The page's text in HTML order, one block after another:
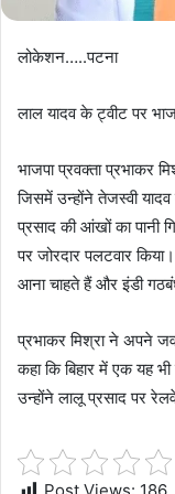
लोकेशन…..पटना
लाल यादव के ट्वीट पर
भाजपा प्रवक्ता प्रभाकर
जिसमें उन्होंने तेजस्वी
प्रसाद की आंखों का पानी
पर जोरदार पलटवार
आना चाहते हैं और इंडी
प्रभाकर मिश्रा ने अपने
कहा कि बिहार में एक यह
उन्होंने लालू प्रसाद पर